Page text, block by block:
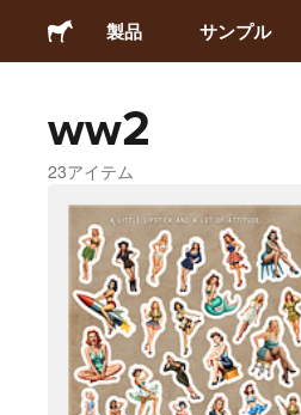
製品
ステッカー
マグネット
缶バッジ
梱包材
サンプル
ww2
23アイテム